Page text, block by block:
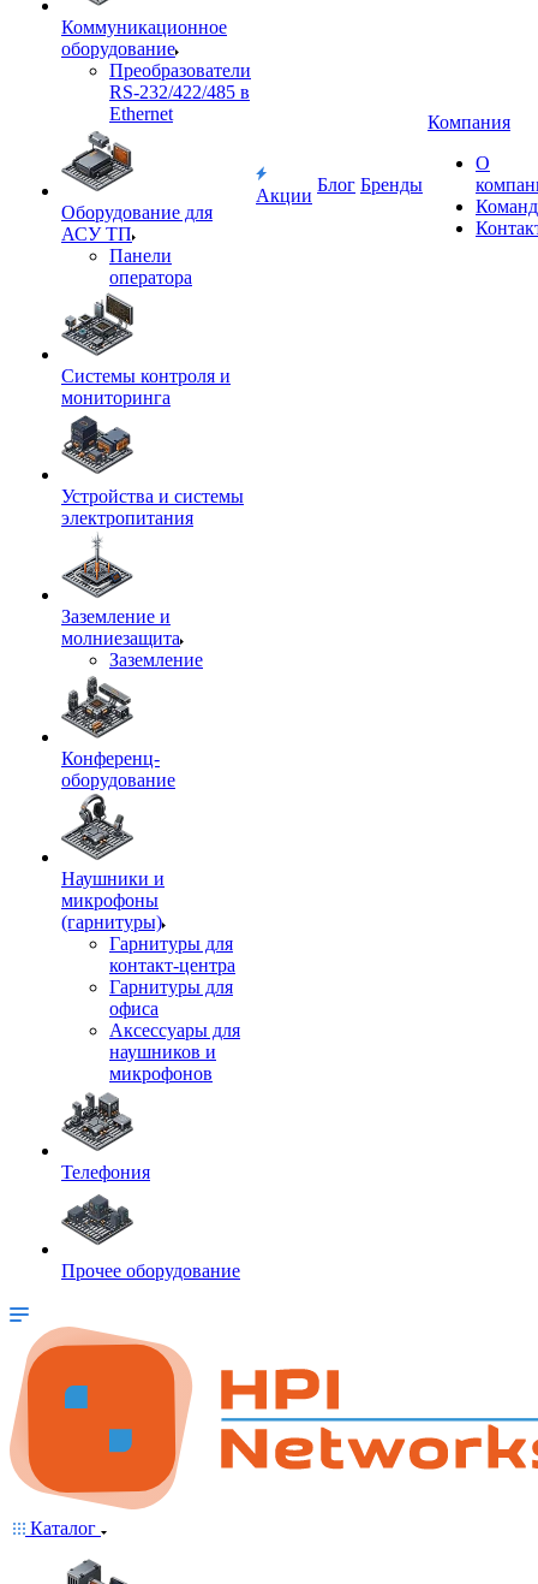
Коммуникационное
оборудование
Преобразователи
RS-232/422/485 в
Ethernet
Оборудование для
АСУ ТП
Панели
оператора
Системы контроля и
мониторинга
Устройства и системы
электропитания
Заземление и
молниезащита
Заземление
Конференц-
оборудование
Наушники и
микрофоны
(гарнитуры)
Гарнитуры для
контакт-центра
Гарнитуры для
офиса
Аксессуары для
наушников и
микрофонов
Телефония
Прочее оборудование
Акции
Блог Бренды
Компания
О
Каталог